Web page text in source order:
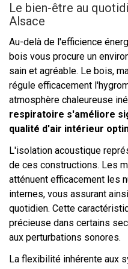
Le bien-être au
Alsace
Au-delà de l'efficience
bois vous procure un
sain et agréable. Le bois,
régule efficacement
atmosphère chaleureuse
respiratoire s'améliore
qualité d'air intérieur
L'isolation acoustique
de ces constructions. Les
atténuent efficacement les
internes, vous assurant
quotidien. Cette
précieuse dans certains
aux perturbations sonores.
La flexibilité inhérente aux